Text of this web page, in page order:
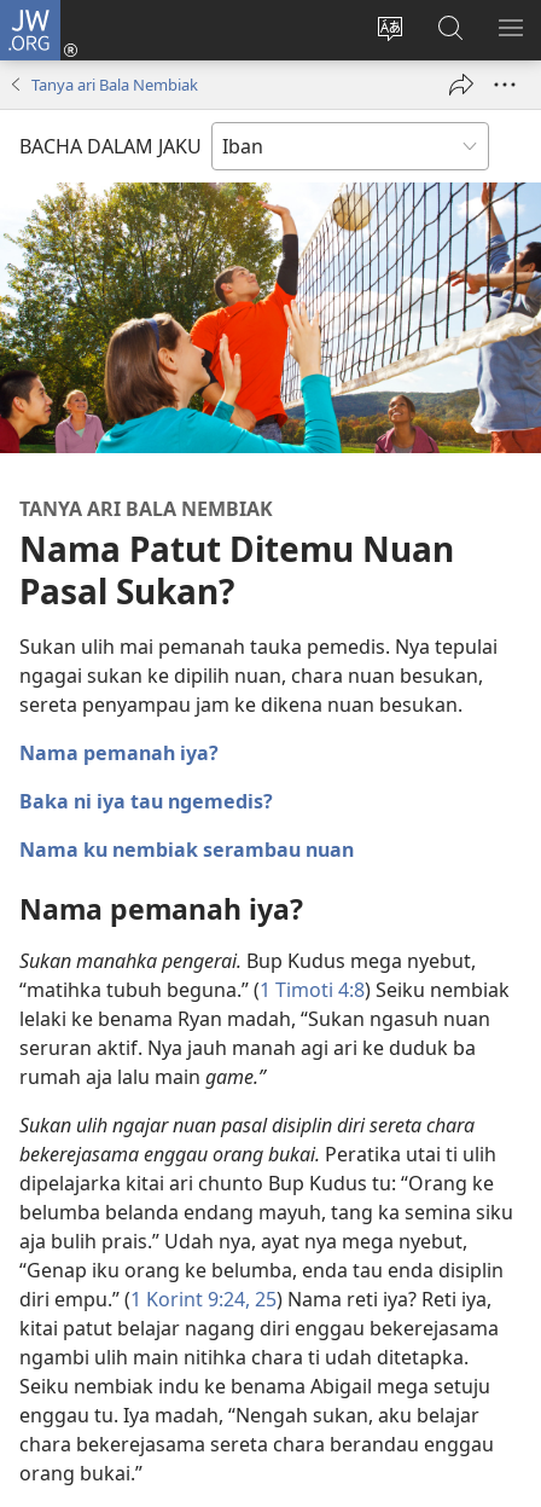
JW.ORG
Tukar
ba
web
Log
Masuk
window)
Giga
JW.ORG
Tanya ari Bala Nembiak
BACHA DALAM JAKU
TANYA ARI BALA NEMBIAK
Nama Patut Ditemu Nuan
Pasal Sukan?
Sukan ulih mai pemanah tauka pemedis. Nya tepulai
ngagai sukan ke dipilih nuan, chara nuan besukan,
sereta penyampau jam ke dikena nuan besukan.
Nama pemanah iya?
Baka ni iya tau ngemedis?
Nama ku nembiak serambau nuan
Nama pemanah iya?
Sukan manahka pengerai. Bup Kudus mega nyebut,
“matihka tubuh beguna.” (1 Timoti 4:8) Seiku nembiak
lelaki ke benama Ryan madah, “Sukan ngasuh nuan
seruran aktif. Nya jauh manah agi ari ke duduk ba
rumah aja lalu main game.”
Sukan ulih ngajar nuan pasal disiplin diri sereta chara
bekerejasama enggau orang bukai. Peratika utai ti ulih
dipelajarka kitai ari chunto Bup Kudus tu: “Orang ke
belumba belanda endang mayuh, tang ka semina siku
aja bulih prais.” Udah nya, ayat nya mega nyebut,
“Genap iku orang ke belumba, enda tau enda disiplin
diri empu.” (1 Korint 9:24, 25) Nama reti iya? Reti iya,
kitai patut belajar nagang diri enggau bekerejasama
ngambi ulih main nitihka chara ti udah ditetapka.
Seiku nembiak indu ke benama Abigail mega setuju
enggau tu. Iya madah, “Nengah sukan, aku belajar
chara bekerejasama sereta chara berandau enggau
orang bukai.”